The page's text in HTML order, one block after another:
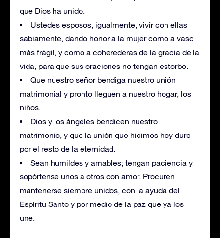
que Dios ha unido.
Ustedes esposos, igualmente, vivir con ellas
sabiamente, dando honor a la mujer como a vaso
más frágil, y como a coherederas de la gracia de la
vida, para que sus oraciones no tengan estorbo.
Que nuestro señor bendiga nuestro unión
matrimonial y pronto lleguen a nuestro hogar, los
niños.
Dios y los ángeles bendicen nuestro
matrimonio, y que la unión que hicimos hoy dure
por el resto de la eternidad.
Sean humildes y amables; tengan paciencia y
sopórtense unos a otros con amor. Procuren
mantenerse siempre unidos, con la ayuda del
Espíritu Santo y por medio de la paz que ya los
une.